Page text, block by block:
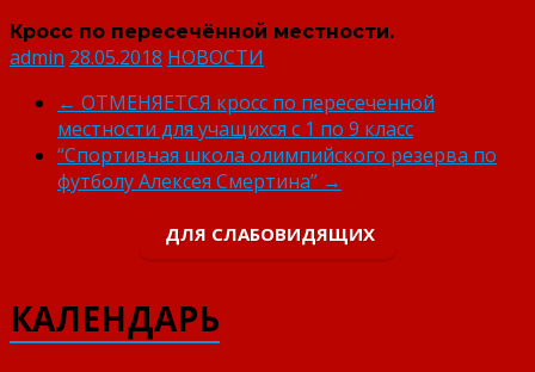
Кросс по пересечённой местности.
admin 28.05.2018 НОВОСТИ
← ОТМЕНЯЕТСЯ кросс по пересеченной
местности для учащихся с 1 по 9 класс
“Спортивная школа олимпийского резерва по
футболу Алексея Смертина” →
ДЛЯ СЛАБОВИДЯЩИХ
КАЛЕНДАРЬ